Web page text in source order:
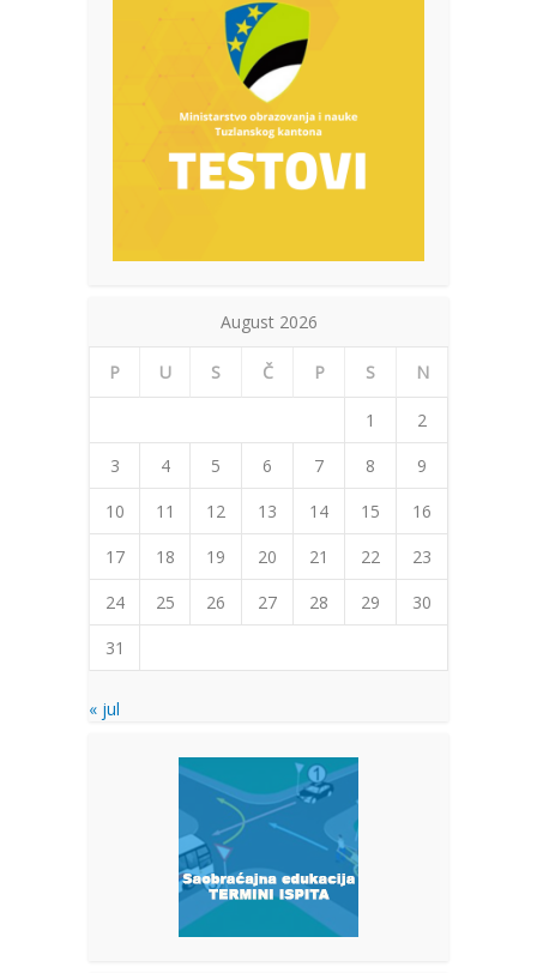
August 2026
P U S Č P S N
1
2
3
4 5 6 7 8
9
10
11 12 13 14 15
16
17
18 19 20 21 22
23
24
25 26 27 28 29
30
31
« jul